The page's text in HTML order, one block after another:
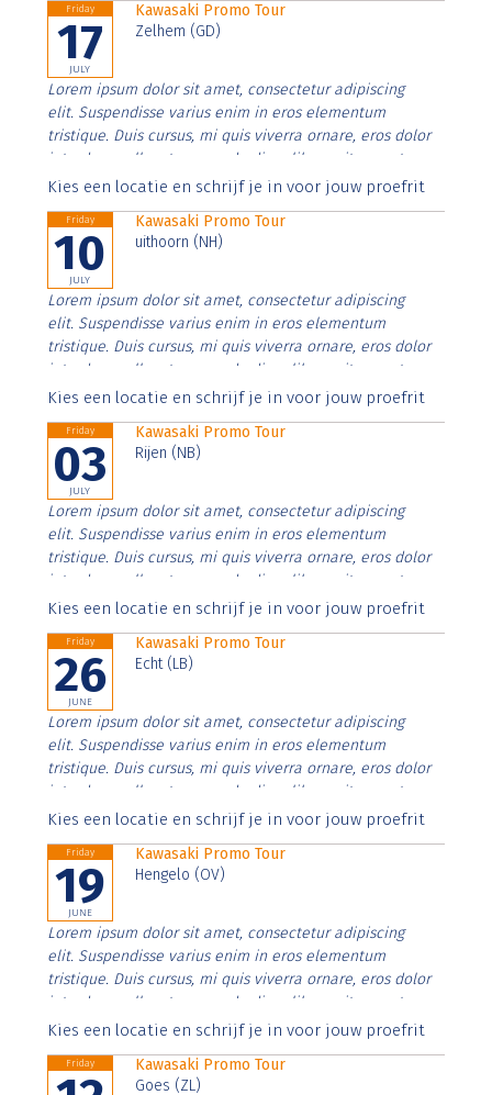
Friday
17
JULY
Kawasaki Promo Tour
Zelhem (GD)
Lorem ipsum dolor sit amet, consectetur adipiscing
elit. Suspendisse varius enim in eros elementum
tristique. Duis cursus, mi quis viverra ornare, eros dolor
interdum nulla, ut commodo diam libero vitae erat.
Aenean faucibus nibh et justo cursus id rutrum lorem
Kies een locatie en schrijf je in voor jouw proefrit
Friday
10
JULY
Kawasaki Promo Tour
uithoorn (NH)
Lorem ipsum dolor sit amet, consectetur adipiscing
elit. Suspendisse varius enim in eros elementum
tristique. Duis cursus, mi quis viverra ornare, eros dolor
interdum nulla, ut commodo diam libero vitae erat.
Aenean faucibus nibh et justo cursus id rutrum lorem
Kies een locatie en schrijf je in voor jouw proefrit
Friday
03
JULY
Kawasaki Promo Tour
Rijen (NB)
Lorem ipsum dolor sit amet, consectetur adipiscing
elit. Suspendisse varius enim in eros elementum
tristique. Duis cursus, mi quis viverra ornare, eros dolor
interdum nulla, ut commodo diam libero vitae erat.
Aenean faucibus nibh et justo cursus id rutrum lorem
Kies een locatie en schrijf je in voor jouw proefrit
Friday
26
JUNE
Kawasaki Promo Tour
Echt (LB)
Lorem ipsum dolor sit amet, consectetur adipiscing
elit. Suspendisse varius enim in eros elementum
tristique. Duis cursus, mi quis viverra ornare, eros dolor
interdum nulla, ut commodo diam libero vitae erat.
Aenean faucibus nibh et justo cursus id rutrum lorem
Kies een locatie en schrijf je in voor jouw proefrit
Friday
19
JUNE
Kawasaki Promo Tour
Hengelo (OV)
Lorem ipsum dolor sit amet, consectetur adipiscing
elit. Suspendisse varius enim in eros elementum
tristique. Duis cursus, mi quis viverra ornare, eros dolor
interdum nulla, ut commodo diam libero vitae erat.
Aenean faucibus nibh et justo cursus id rutrum lorem
Kies een locatie en schrijf je in voor jouw proefrit
Friday
Kawasaki Promo Tour
Goes (ZL)